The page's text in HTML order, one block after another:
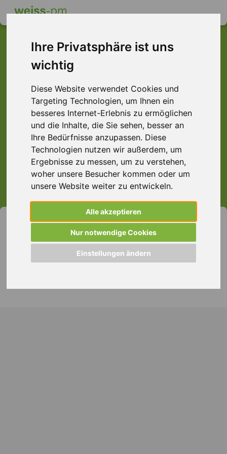
Ihre Privatsphäre ist uns
wichtig
Diese Website verwendet Cookies und
Targeting Technologien, um Ihnen ein
besseres Internet-Erlebnis zu ermöglichen
und die Inhalte, die Sie sehen, besser an
Ihre Bedürfnisse anzupassen. Diese
Technologien nutzen wir außerdem, um
Ergebnisse zu messen, um zu verstehen,
woher unsere Besucher kommen oder um
unsere Website weiter zu entwickeln.
Alle akzeptieren
Nur notwendige Cookies
Einstellungen ändern
Dieser Job ist leider
nicht mehr verfügbar ...
... aber vielleicht ist hier etwas dabei:
> Alle Jobs anzeigen.